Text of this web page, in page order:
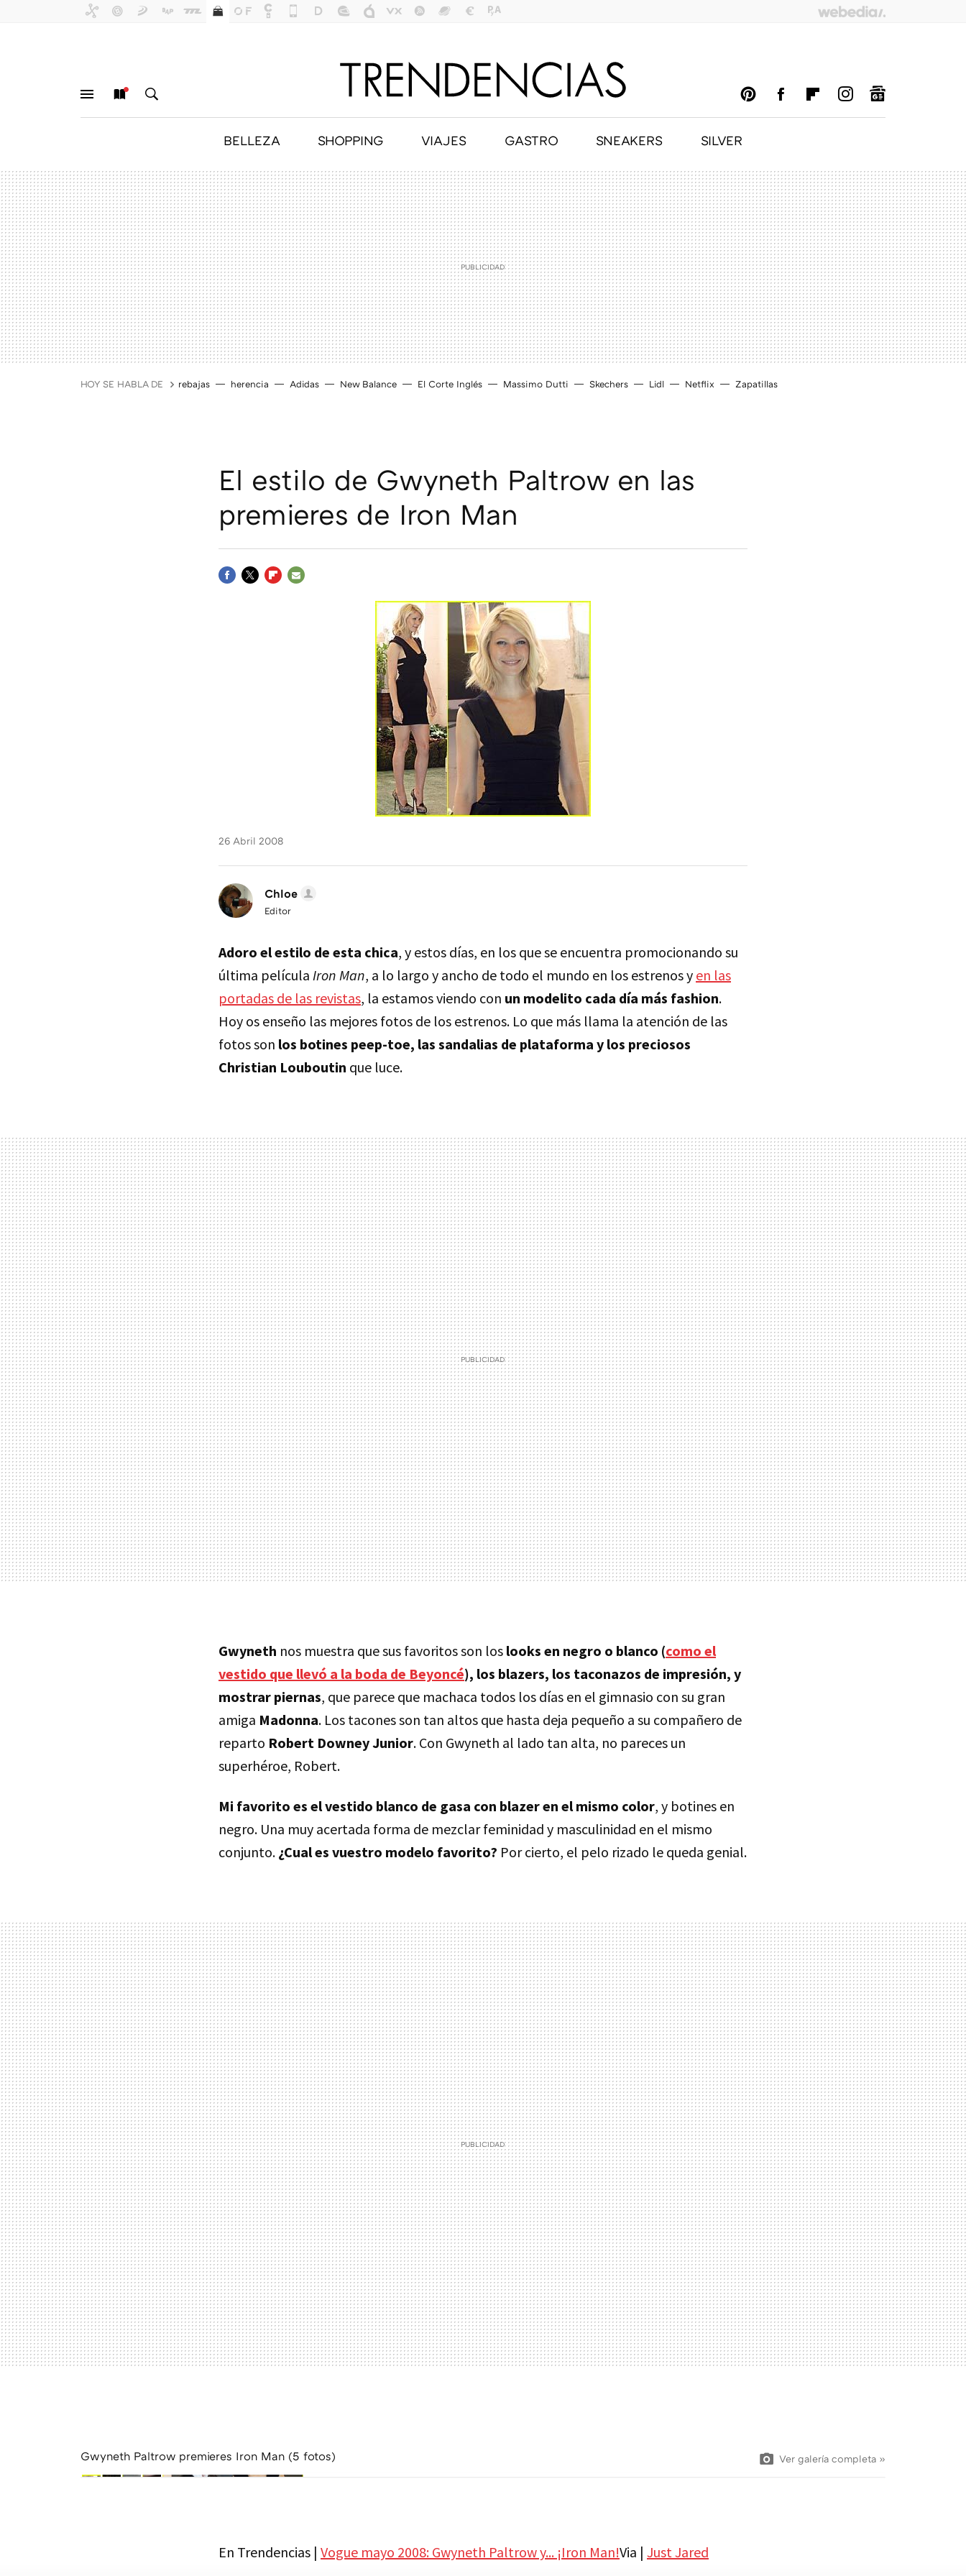
BELLEZA SHOPPING VIAJES GASTRO SNEAKERS SILVER
HOY SE HABLA DE rebajas herencia Adidas New Balance El Corte Inglés Massimo Dutti Skechers Lidl Netflix Zapatillas
El estilo de Gwyneth Paltrow en las
premieres de Iron Man
26 Abril 2008
Chloe
Editor
Adoro el estilo de esta chica, y estos días, en los que se encuentra promocionando su
última película Iron Man, a lo largo y ancho de todo el mundo en los estrenos y en las
portadas de las revistas, la estamos viendo con un modelito cada día más fashion.
Hoy os enseño las mejores fotos de los estrenos. Lo que más llama la atención de las
fotos son los botines peep-toe, las sandalias de plataforma y los preciosos
Christian Louboutin que luce.
Gwyneth nos muestra que sus favoritos son los looks en negro o blanco (como el
vestido que llevó a la boda de Beyoncé), los blazers, los taconazos de impresión, y
mostrar piernas, que parece que machaca todos los días en el gimnasio con su gran
amiga Madonna. Los tacones son tan altos que hasta deja pequeño a su compañero de
reparto Robert Downey Junior. Con Gwyneth al lado tan alta, no pareces un
superhéroe, Robert.
Mi favorito es el vestido blanco de gasa con blazer en el mismo color, y botines en
negro. Una muy acertada forma de mezclar feminidad y masculinidad en el mismo
conjunto. ¿Cual es vuestro modelo favorito? Por cierto, el pelo rizado le queda genial.
Ver galería completa »
Gwyneth Paltrow premieres Iron Man (5 fotos)
En Trendencias | Vogue mayo 2008: Gwyneth Paltrow y... ¡Iron Man!Via | Just Jared